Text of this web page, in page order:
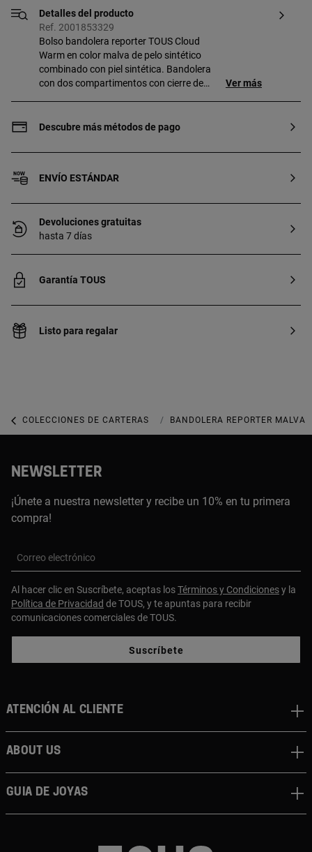
Detalles del producto
Ref. 2001853329
Bolso bandolera reporter TOUS Cloud
Warm en color malva de pelo sintético
combinado con piel sintética. Bandolera
con dos compartimentos con cierre de
Medidas (alto x ancho x fondo): 12 x 22 x
Ver más
Descubre más métodos de pago
ENVÍO ESTÁNDAR
Devoluciones gratuitas
hasta 7 días
Garantía TOUS
Listo para regalar
COLECCIONES DE CARTERAS COLECCIÓN TOUS CLOUD
BANDOLERA REPORTER MALVA
NEWSLETTER
¡Únete a nuestra newsletter y recibe un 10% en tu primera
compra!
Correo electrónico
Al hacer clic en Suscríbete, aceptas losTérminos y Condicionesy la
Política de Privacidad de TOUS, y te apuntas para recibir
comunicaciones comerciales de TOUS.
Suscríbete
Atención al cliente
About us
Guia de joyas